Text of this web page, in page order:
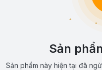
Sản
Sản phẩm này hiện tại đã